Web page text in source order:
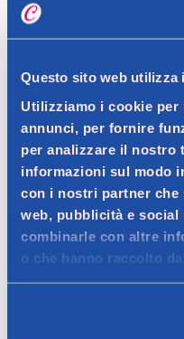
Questo sito web utilizza
Utilizziamo i cookie
annunci, per fornire
per analizzare il nostro
informazioni sul modo
con i nostri partner che
web, pubblicità e
combinarle con altre
o che hanno raccolto
Ritiro in negozio
Dettagli prodotto
Descrizione
Testine di ricambio per
Contatto del produttore
Dettagli
Clinicamente provato.